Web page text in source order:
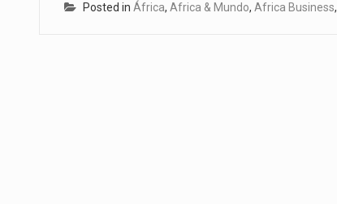
Posted in África, Africa & Mundo, Africa Business,